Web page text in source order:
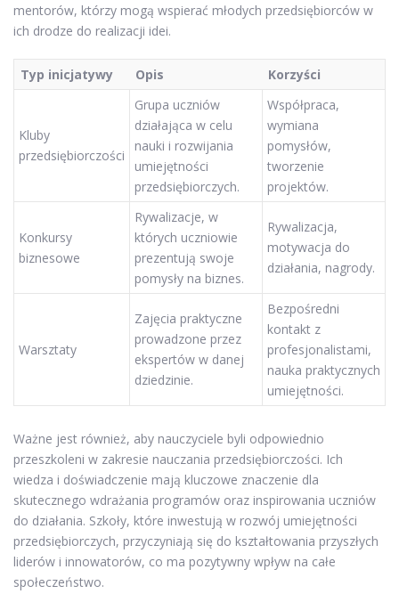
mentorów, którzy mogą wspierać młodych przedsiębiorców w
ich drodze do realizacji idei.
Typ inicjatywy Opis Korzyści
Kluby
przedsiębiorczości
Grupa uczniów
działająca w celu
nauki i rozwijania
umiejętności
przedsiębiorczych.
Współpraca,
wymiana
pomysłów,
tworzenie
projektów.
Konkursy
biznesowe
Rywalizacje, w
których uczniowie
prezentują swoje
pomysły na biznes.
Rywalizacja,
motywacja do
działania, nagrody.
Warsztaty
Zajęcia praktyczne
prowadzone przez
ekspertów w danej
dziedzinie.
Bezpośredni
kontakt z
profesjonalistami,
nauka praktycznych
umiejętności.
Ważne jest również, aby nauczyciele byli odpowiednio
przeszkoleni w zakresie nauczania przedsiębiorczości. Ich
wiedza i doświadczenie mają kluczowe znaczenie dla
skutecznego wdrażania programów oraz inspirowania uczniów
do działania. Szkoły, które inwestują w rozwój umiejętności
przedsiębiorczych, przyczyniają się do kształtowania przyszłych
liderów i innowatorów, co ma pozytywny wpływ na całe
społeczeństwo.